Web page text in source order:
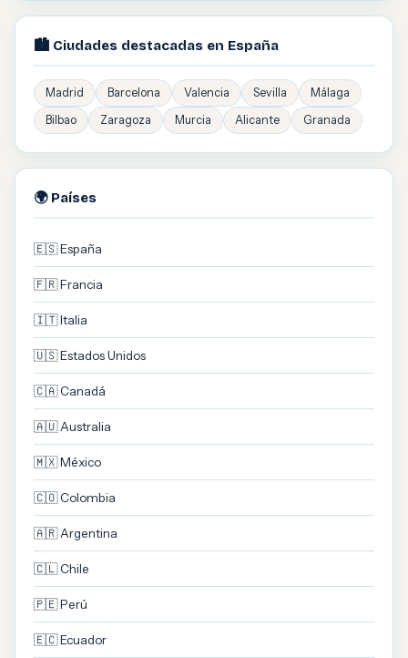
🏙️ Ciudades destacadas en España
Madrid Barcelona Valencia Sevilla
Málaga
Bilbao
Zaragoza Murcia Alicante Granada
🌍 Países
🇪🇸 España
🇫🇷 Francia
🇮🇹 Italia
🇺🇸 Estados Unidos
🇨🇦 Canadá
🇦🇺 Australia
🇲🇽 México
🇨🇴 Colombia
🇦🇷 Argentina
🇨🇱 Chile
🇵🇪 Perú
🇪🇨 Ecuador